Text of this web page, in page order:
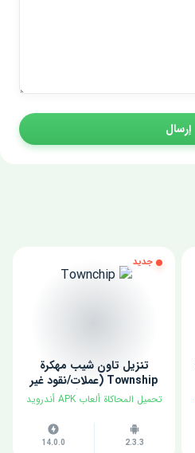
إرسال
جديد
تنزيل تاون شيب مهكرة
Township (عملات/نقود غير
محدودة)
تحميل المحاكاة ألعاب APK أندرويد
2.3.3
14.0.0